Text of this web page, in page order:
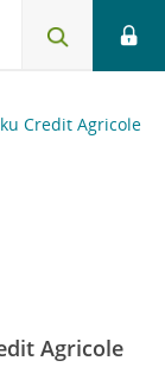
Credit Agricole
Agricole